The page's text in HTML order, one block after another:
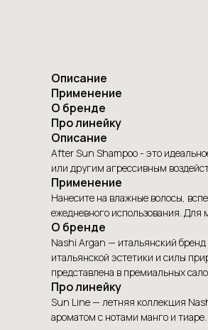
Описание
Применение
О бренде
Про линейку
Описание
After Sun Shampoo - это
или другим агрессивным
Применение
Нанесите на влажные волосы,
ежедневного использования.
О бренде
Nashi Argan — итальянский бренд
итальянской эстетики и силы
представлена в премиальных
Про линейку
Sun Line — летняя коллекция
ароматом с нотами манго и